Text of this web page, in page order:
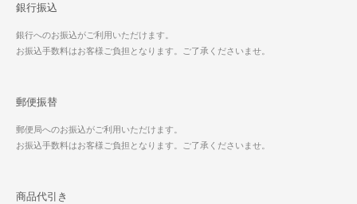
銀行振込
銀行へのお振込がご利用いただけます。
お振込手数料はお客様ご負担となります。ご了承くださいませ。
郵便振替
郵便局へのお振込がご利用いただけます。
お振込手数料はお客様ご負担となります。ご了承くださいませ。
商品代引き